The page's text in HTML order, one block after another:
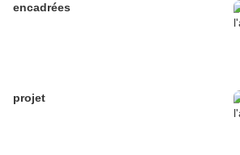
encadrées
projet